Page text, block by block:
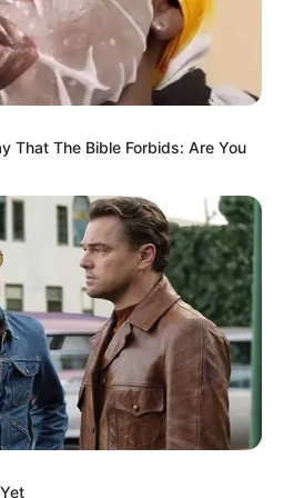
szerint, ha valaki a
januárban meghal, utána
havi nyugdíjat nem fizetik
VIA MSN
That The Bible Forbids: Are You